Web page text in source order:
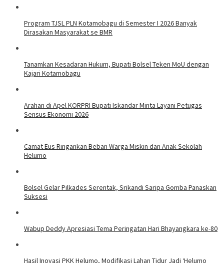
Program TJSL PLN Kotamobagu di Semester I 2026 Banyak
Dirasakan Masyarakat se BMR
Tanamkan Kesadaran Hukum, Bupati Bolsel Teken MoU dengan
Kajari Kotamobagu
Arahan di Apel KORPRI Bupati Iskandar Minta Layani Petugas
Sensus Ekonomi 2026
Camat Eus Ringankan Beban Warga Miskin dan Anak Sekolah
Helumo
Bolsel Gelar Pilkades Serentak, Srikandi Saripa Gomba Panaskan
Suksesi
Wabup Deddy Apresiasi Tema Peringatan Hari Bhayangkara ke-80
Hasil Inovasi PKK Helumo, Modifikasi Lahan Tidur Jadi ‘Helumo